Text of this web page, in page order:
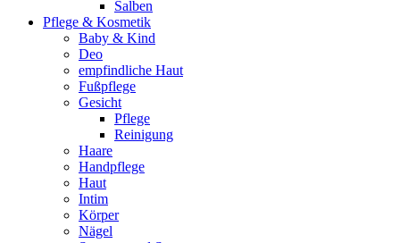
Salben
Pflege & Kosmetik
Baby & Kind
Deo
empfindliche Haut
Fußpflege
Gesicht
Pflege
Reinigung
Haare
Handpflege
Haut
Intim
Körper
Nägel